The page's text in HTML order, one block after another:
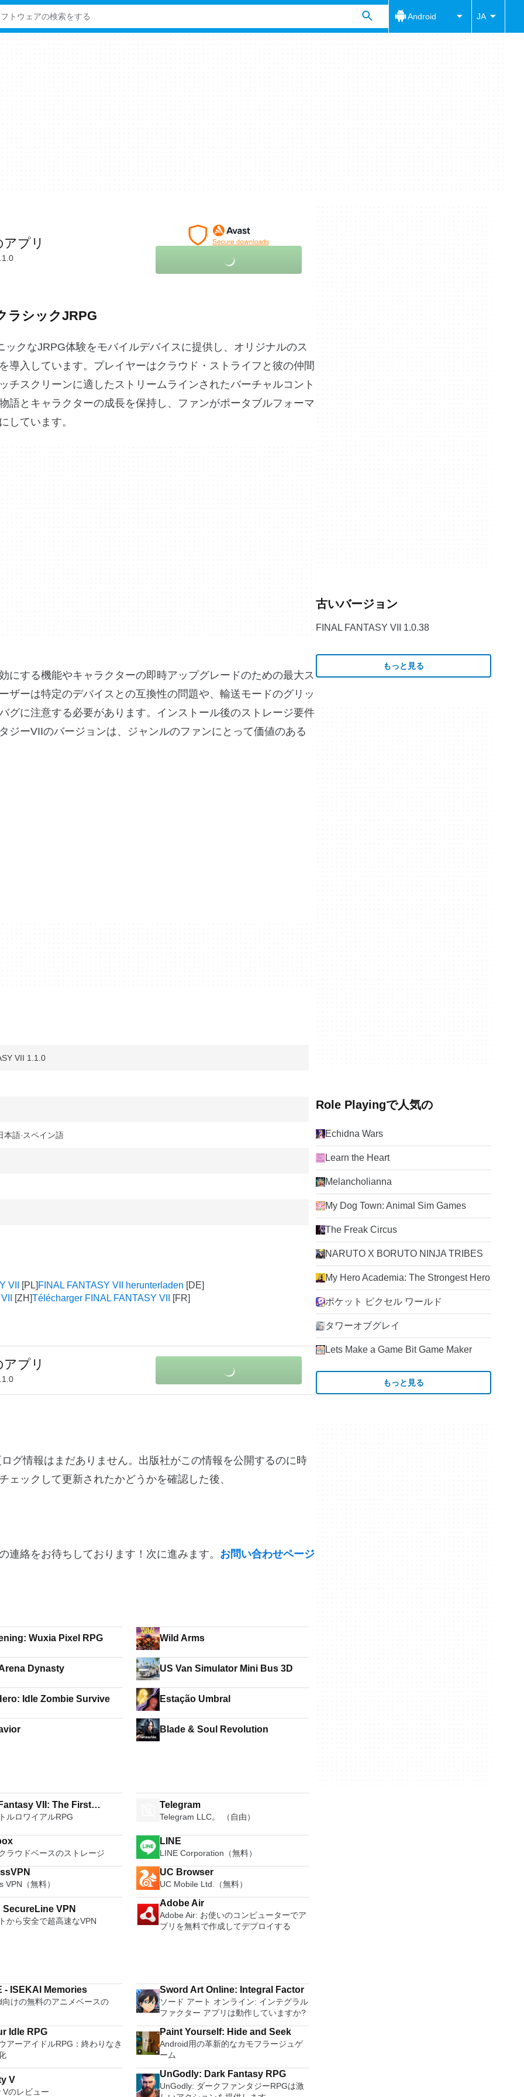
Android JA
プリ
ラシックJRPG
クなJRPG体験をモバイルデバイスに提供し、オリジナルのス
導入しています。プレイヤーはクラウド・ストライフと彼の仲間
チスクリーンに適したストリームラインされたバーチャルコント
語とキャラクターの成長を保持し、ファンがポータブルフォーマ
しています。
にする機能やキャラクターの即時アップグレードのための最大ス
ザーは特定のデバイスとの互換性の問題や、輸送モードのグリッ
グに注意する必要があります。インストール後のストレージ要件
ジーVIIのバージョンは、ジャンルのファンにとって価値のある
VII 1.1.0
本語 スペイン語
VII
FINAL FANTASY VII herunterladen
Télécharger FINAL FANTASY VII
プリ
グ情報はまだありません。出版社がこの情報を公開するのに時
ックして更新されたかどうかを確認した後、
絡をお待ちしております！次に進みます。 お問い合わせページ
Wuxia Pixel RPG Wild Arms
Dynasty US Van Simulator Mini Bus 3D
Idle Zombie Survive Estação Umbral
Blade & Soul Revolution
VII: The First
ルロワイアルRPG
Telegram
Telegram LLC。 （自由）
ラウドベースのストレージ
LINE
LINE Corporation（無料）
VPN（無料）
UC Browser
UC Mobile Ltd.（無料）
SecureLine VPN
から安全で超高速なVPN
Adobe Air
Adobe Air: お使いのコンピューターでア
プリを無料で作成してデプロイする
- ISEKAI Memories
けの無料のアニメベースの
Sword Art Online: Integral Factor
ソード アート オンライン: インテグラル
ファクター アプリは動作していますか?
Idle RPG
アーアイドルRPG：終わりなき
Paint Yourself: Hide and Seek
Android用の革新的なカモフラージュゲ
ーム
V
Vのレビュー
UnGodly: Dark Fantasy RPG
UnGodly: ダークファンタジーRPGは激
古いバージョン
FINAL FANTASY VII 1.0.38
もっと見る
Role Playingで人気の
Echidna Wars
Learn the Heart
Melancholianna
My Dog Town: Animal Sim Games
The Freak Circus
NARUTO X BORUTO NINJA TRIBES
My Hero Academia: The Strongest Hero
ポケット ピクセル ワールド
タワーオブグレイ
Lets Make a Game Bit Game Maker
もっと見る